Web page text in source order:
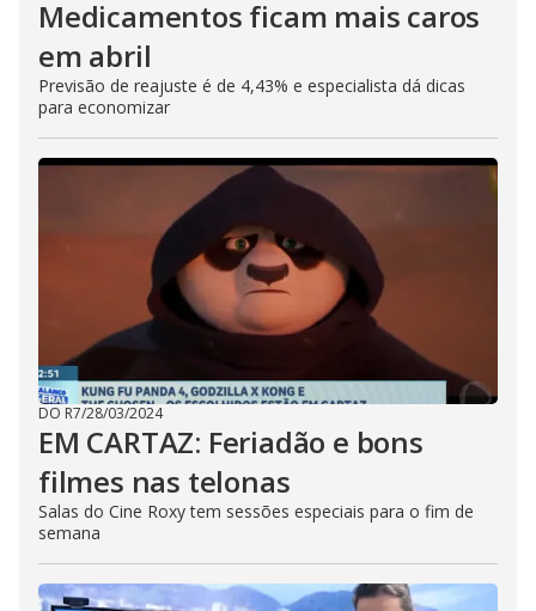
Medicamentos ficam mais caros
em abril
Previsão de reajuste é de 4,43% e especialista dá dicas
para economizar
DO R7/28/03/2024
EM CARTAZ: Feriadão e bons
filmes nas telonas
Salas do Cine Roxy tem sessões especiais para o fim de
semana